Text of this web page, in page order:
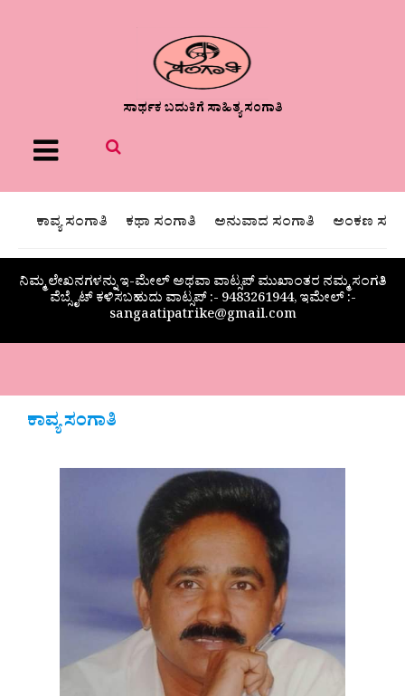
ಸಾರ್ಥಕ ಬದುಕಿಗೆ ಸಾಹಿತ್ಯ ಸಂಗಾತಿ
Menu
ಕಾವ್ಯ ಸಂಗಾತಿ ಕಥಾ ಸಂಗಾತಿ ಅನುವಾದ ಸಂಗಾತಿ ಅಂಕಣ
ನಿಮ್ಮ ಲೇಖನಗಳನ್ನು ಇ-ಮೇಲ್ ಅಥವಾ ವಾಟ್ಸಪ್ ಮುಖಾಂತರ ನಮ್ಮ ಸಂಗತಿ
ವೆಬ್ಸೈಟ್ ಕಳಿಸಬಹುದು ವಾಟ್ಸಪ್‌ :- 9483261944, ಇಮೇಲ್ :-
sangaatipatrike@gmail.com
ಕಾವ್ಯ ಸಂಗಾತಿ